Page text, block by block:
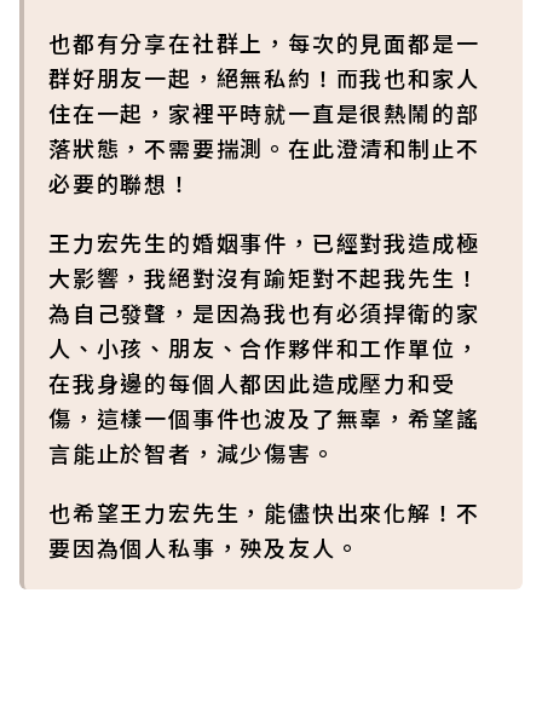
也都有分享在社群上，每次的見面都是一
群好朋友一起，絕無私約！而我也和家人
住在一起，家裡平時就一直是很熱鬧的部
落狀態，不需要揣測。在此澄清和制止不
必要的聯想！
王力宏先生的婚姻事件，已經對我造成極
大影響，我絕對沒有踰矩對不起我先生！
為自己發聲，是因為我也有必須捍衛的家
人、小孩、朋友、合作夥伴和工作單位，
在我身邊的每個人都因此造成壓力和受
傷，這樣一個事件也波及了無辜，希望謠
言能止於智者，減少傷害。
也希望王力宏先生，能儘快出來化解！不
要因為個人私事，殃及友人。